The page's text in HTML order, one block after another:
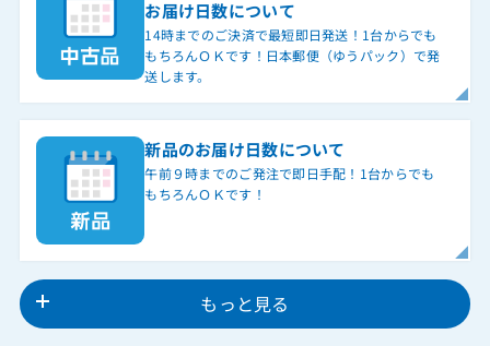
お届け日数について
14時までのご決済で最短即日発送！1台からでも
もちろんＯＫです！日本郵便（ゆうパック）で発
送します。
新品のお届け日数について
午前９時までのご発注で即日手配！1台からでも
もちろんＯＫです！
もっと見る